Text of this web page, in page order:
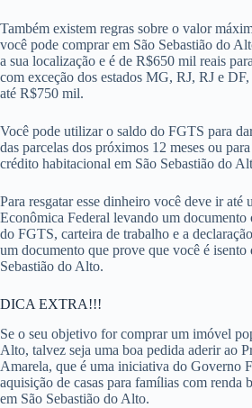
Também existem regras sobre o valor
você pode comprar em São Sebastião do
a sua localização e é de R$650 mil reais
com exceção dos estados MG, RJ, RJ e
até R$750 mil.
Você pode utilizar o saldo do FGTS para
das parcelas dos próximos 12 meses ou
crédito habitacional em São Sebastião do
Para resgatar esse dinheiro você deve ir até
Econômica Federal levando um
do FGTS, carteira de trabalho e a
um documento que prove que você é
Sebastião do Alto.
DICA EXTRA!!!
Se o seu objetivo for comprar um imóvel
Alto, talvez seja uma boa pedida aderir ao
Amarela, que é uma iniciativa do Governo
aquisição de casas para famílias com renda
em São Sebastião do Alto.